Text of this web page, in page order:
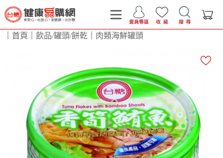
首頁 飲品/罐頭/餅乾 肉類海鮮罐頭